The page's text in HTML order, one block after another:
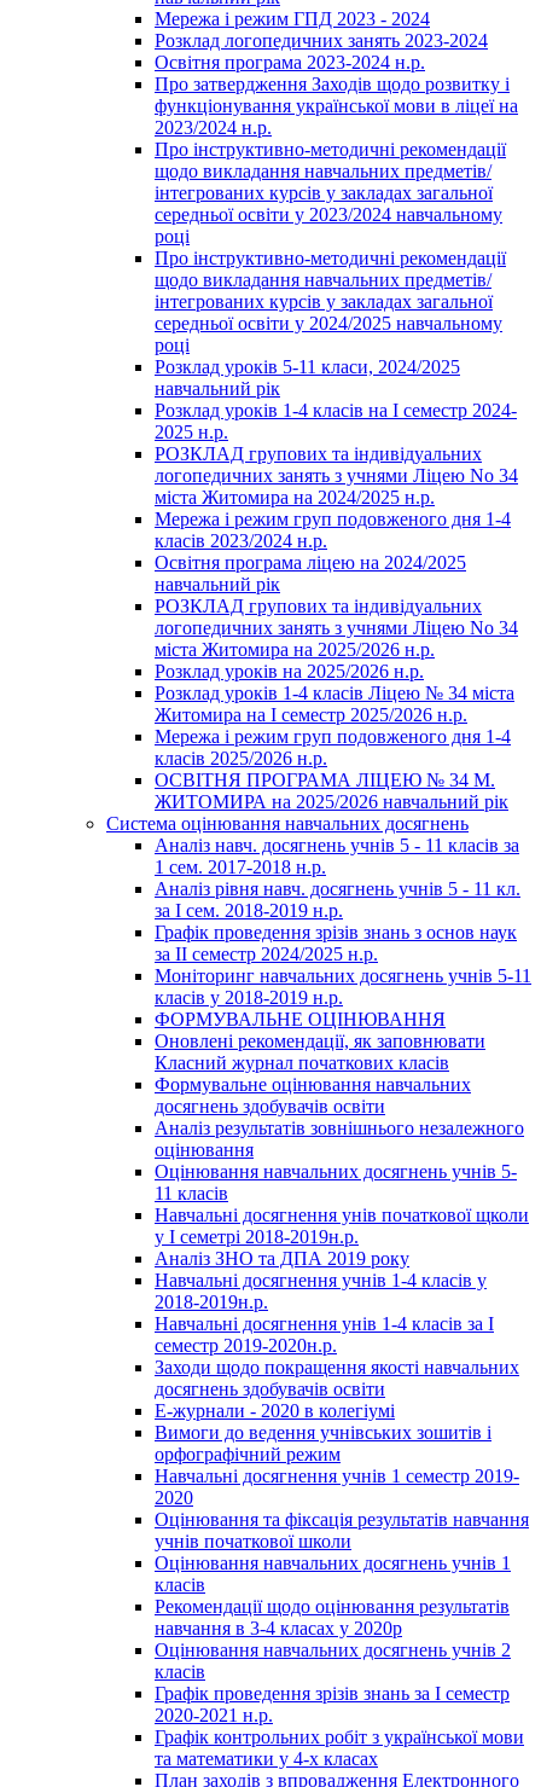
Мережа і режим ГПД 2023 - 2024
Розклад логопедичних занять 2023-2024
Освітня програма 2023-2024 н.р.
Про затвердження Заходів щодо розвитку і
функціонування української мови в ліцеї на
2023/2024 н.р.
Про інструктивно-методичні рекомендації
щодо викладання навчальних предметів/
інтегрованих курсів у закладах загальної
середньої освіти у 2023/2024 навчальному
році
Про інструктивно-методичні рекомендації
щодо викладання навчальних предметів/
інтегрованих курсів у закладах загальної
середньої освіти у 2024/2025 навчальному
році
Розклад уроків 5-11 класи, 2024/2025
навчальний рік
Розклад уроків 1-4 класів на І семестр 2024-
2025 н.р.
РОЗКЛАД групових та індивідуальних
логопедичних занять з учнями Ліцею No 34
міста Житомира на 2024/2025 н.р.
Мережа і режим груп подовженого дня 1-4
класів 2023/2024 н.р.
Освітня програма ліцею на 2024/2025
навчальний рік
РОЗКЛАД групових та індивідуальних
логопедичних занять з учнями Ліцею No 34
міста Житомира на 2025/2026 н.р.
Розклад уроків на 2025/2026 н.р.
Розклад уроків 1-4 класів Ліцею № 34 міста
Житомира на І семестр 2025/2026 н.р.
Мережа і режим груп подовженого дня 1-4
класів 2025/2026 н.р.
ОСВІТНЯ ПРОГРАМА ЛІЦЕЮ № 34 М.
ЖИТОМИРА на 2025/2026 навчальний рік
Система оцінювання навчальних досягнень
Аналіз навч. досягнень учнів 5 - 11 класів за
1 сем. 2017-2018 н.р.
Аналіз рівня навч. досягнень учнів 5 - 11 кл.
за І сем. 2018-2019 н.р.
Графік проведення зрізів знань з основ наук
за ІІ семестр 2024/2025 н.р.
Моніторинг навчальних досягнень учнів 5-11
класів у 2018-2019 н.р.
ФОРМУВАЛЬНЕ ОЦІНЮВАННЯ
Оновлені рекомендації, як заповнювати
Класний журнал початкових класів
Формувальне оцінювання навчальних
досягнень здобувачів освіти
Аналіз результатів зовнішнього незалежного
оцінювання
Оцінювання навчальних досягнень учнів 5-
11 класів
Навчальні досягнення унів початкової щколи
у І семетрі 2018-2019н.р.
Аналіз ЗНО та ДПА 2019 року
Навчальні досягнення учнів 1-4 класів у
2018-2019н.р.
Навчальні досягнення унів 1-4 класів за І
семестр 2019-2020н.р.
Заходи щодо покращення якості навчальних
досягнень здобувачів освіти
Е-журнали - 2020 в колегіумі
Вимоги до ведення учнівських зошитів і
орфографічний режим
Навчальні досягнення учнів 1 семестр 2019-
2020
Оцінювання та фіксація результатів навчання
учнів початкової школи
Оцінювання навчальних досягнень учнів 1
класів
Рекомендації щодо оцінювання результатів
навчання в 3-4 класах у 2020р
Оцінювання навчальних досягнень учнів 2
класів
Графік проведення зрізів знань за І семестр
2020-2021 н.р.
Графік контрольних робіт з української мови
та математики у 4-х класах
План заходів з впровадження Електронного